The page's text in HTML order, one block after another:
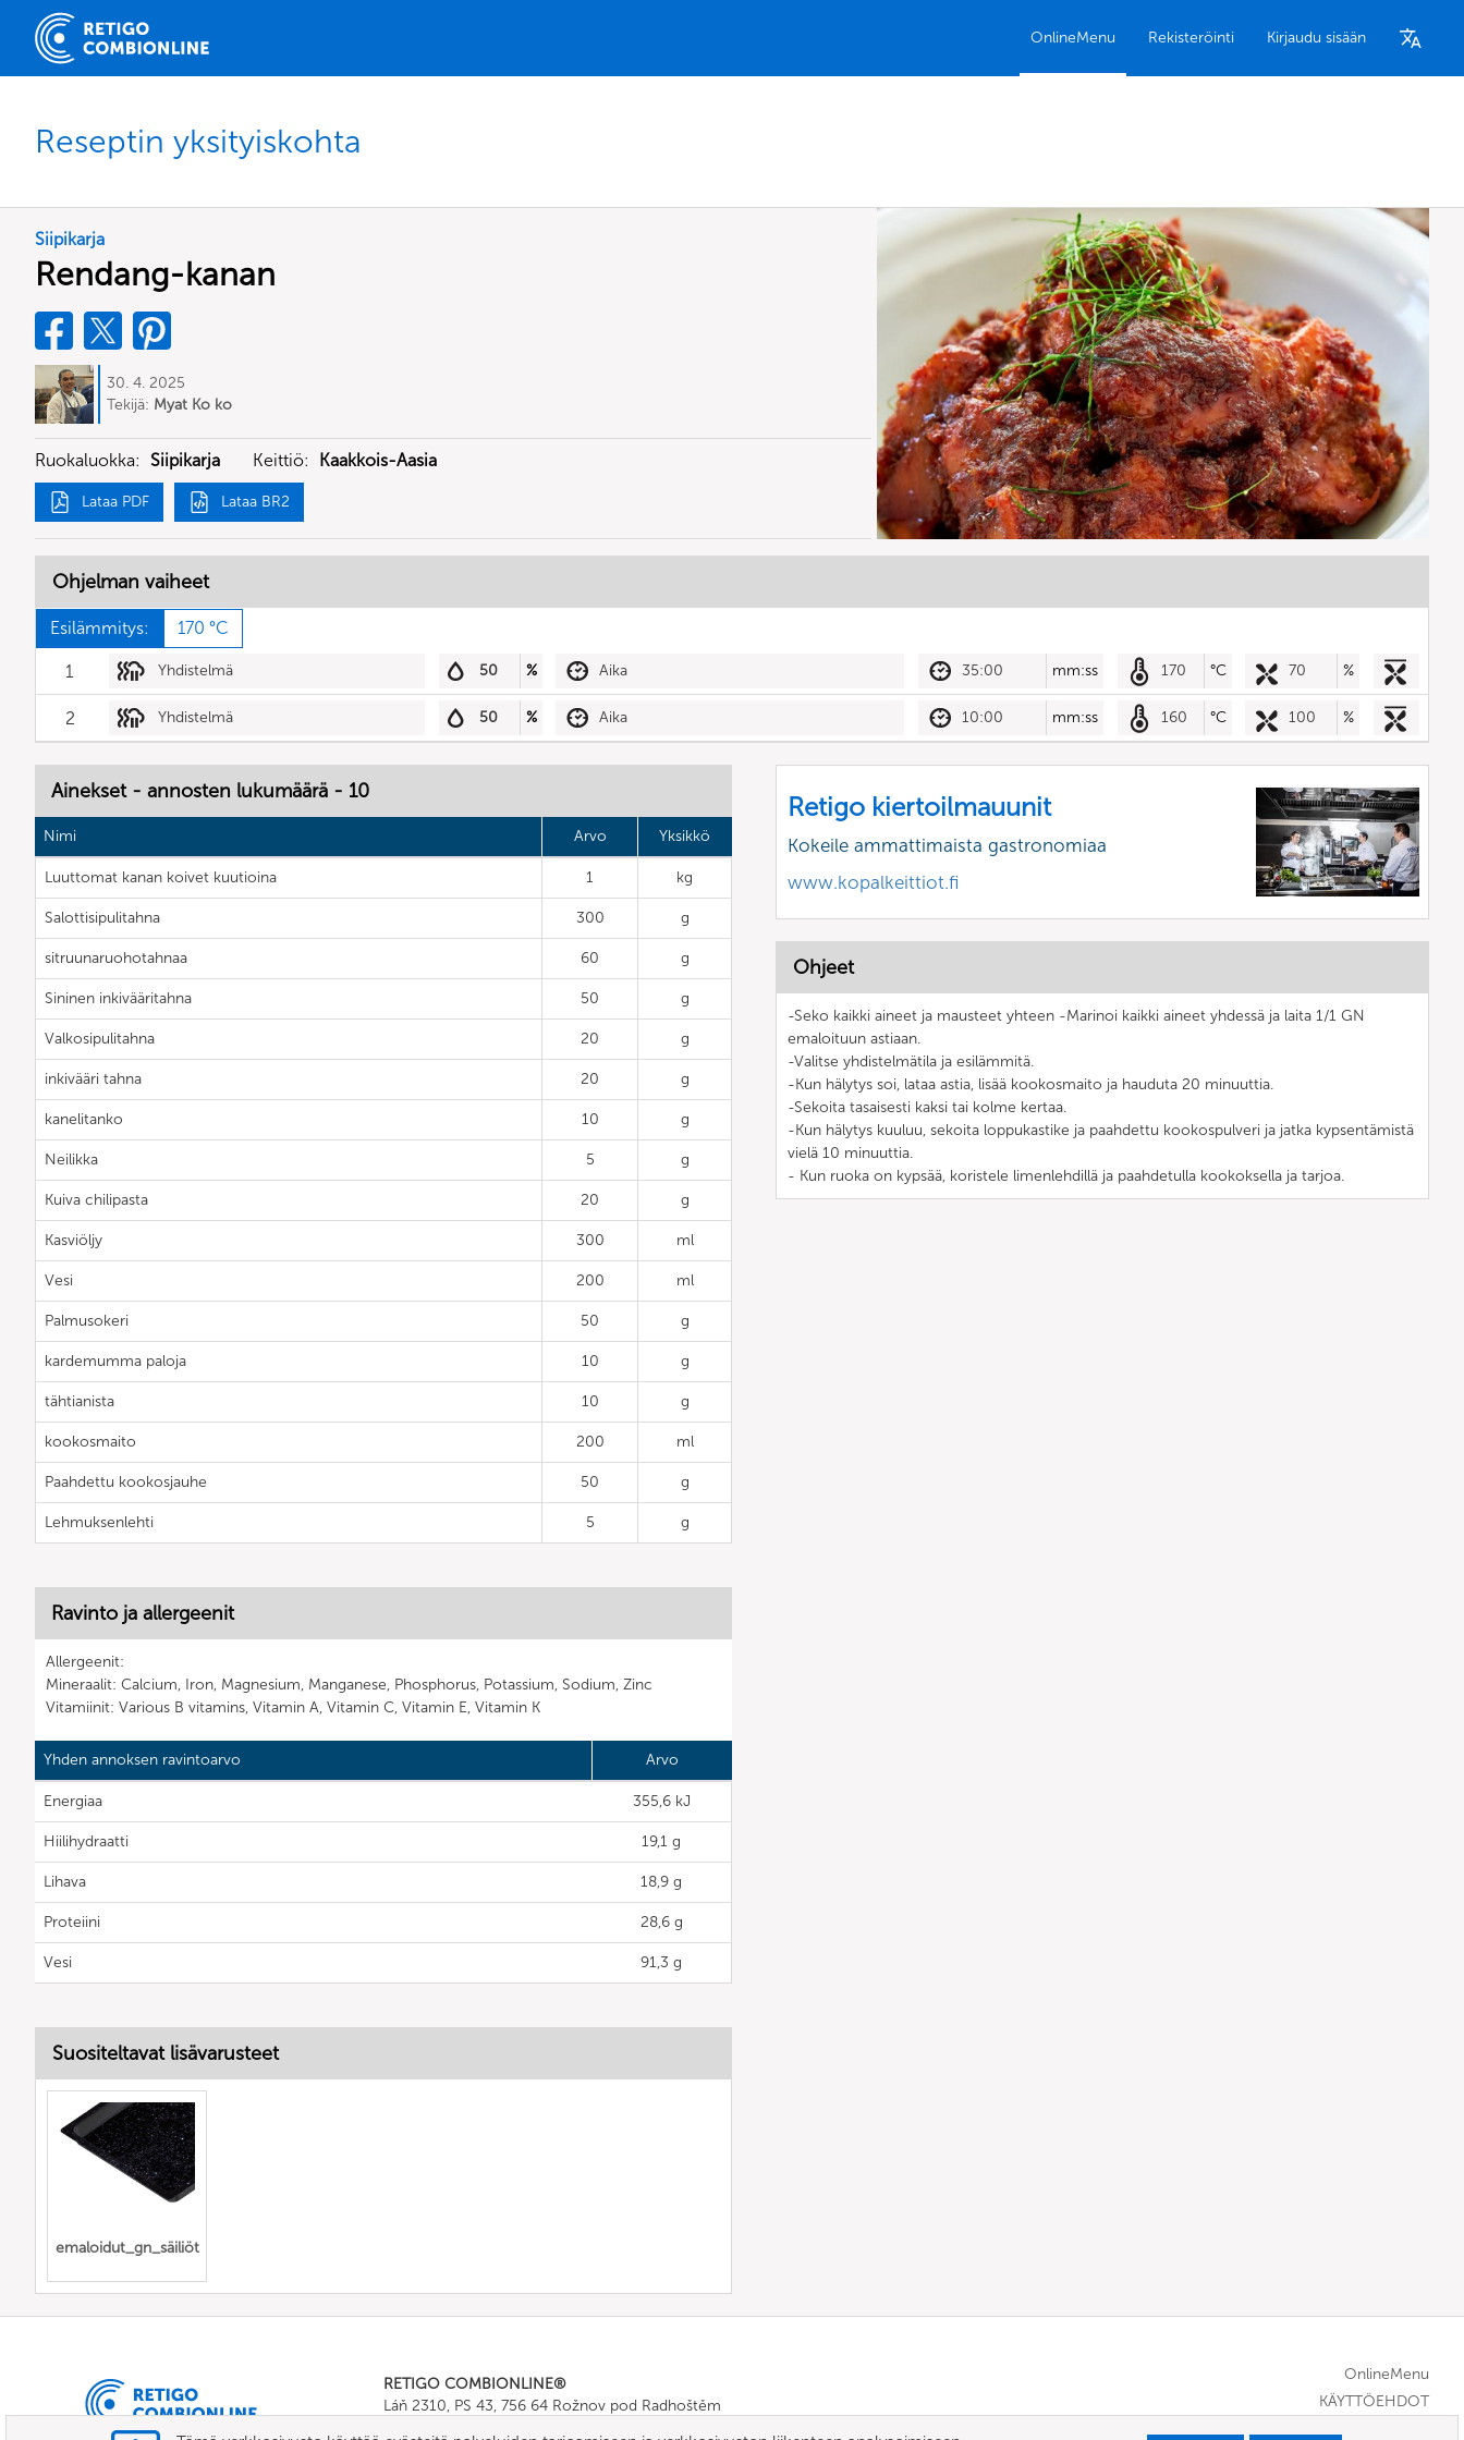
OnlineMenu Rekisteröinti Kirjaudu sisään
Reseptin yksityiskohta
Siipikarja
Rendang-kanan
30. 4. 2025
Tekijä: Myat Ko ko
Ruokaluokka: Siipikarja Keittiö: Kaakkois-Aasia
Lataa PDF Lataa BR2
Ohjelman vaiheet
Esilämmitys: 170 °C
1 Yhdistelmä 50 % Aika 35:00 mm:ss 170 °C 70 %
2 Yhdistelmä 50 % Aika 10:00 mm:ss 160 °C 100 %
Ainekset - annosten lukumäärä - 10
Nimi Arvo Yksikkö
Luuttomat kanan koivet kuutioina 1 kg
Salottisipulitahna 300 g
sitruunaruohotahnaa 60 g
Sininen inkivääritahna 50 g
Valkosipulitahna 20 g
inkivääri tahna 20 g
kanelitanko 10 g
Neilikka 5 g
Kuiva chilipasta 20 g
Kasviöljy 300 ml
Vesi 200 ml
Palmusokeri 50 g
kardemumma paloja 10 g
tähtianista 10 g
kookosmaito 200 ml
Paahdettu kookosjauhe 50 g
Lehmuksenlehti 5 g
Ravinto ja allergeenit
Allergeenit:
Mineraalit: Calcium, Iron, Magnesium, Manganese, Phosphorus, Potassium, Sodium, Zinc
Vitamiinit: Various B vitamins, Vitamin A, Vitamin C, Vitamin E, Vitamin K
Yhden annoksen ravintoarvo Arvo
Energiaa 355,6 kJ
Hiilihydraatti 19,1 g
Lihava 18,9 g
Proteiini 28,6 g
Vesi 91,3 g
Retigo kiertoilmauunit
Kokeile ammattimaista gastronomiaa
www.kopalkeittiot.fi
Ohjeet
-Seko kaikki aineet ja mausteet yhteen -Marinoi kaikki aineet yhdessä ja laita 1/1 GN
emaloituun astiaan.
-Valitse yhdistelmätila ja esilämmitä.
-Kun hälytys soi, lataa astia, lisää kookosmaito ja hauduta 20 minuuttia.
-Sekoita tasaisesti kaksi tai kolme kertaa.
-Kun hälytys kuuluu, sekoita loppukastike ja paahdettu kookospulveri ja jatka kypsentämistä
vielä 10 minuuttia.
- Kun ruoka on kypsää, koristele limenlehdillä ja paahdetulla kookoksella ja tarjoa.
Suositeltavat lisävarusteet
emaloidut_gn_säiliöt
RETIGO COMBIONLINE®
Láň 2310, PS 43, 756 64 Rožnov pod Radhoštěm
OnlineMenu
KÄYTTÖEHDOT